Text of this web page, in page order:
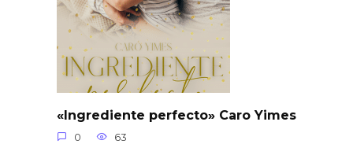
«Ingrediente perfecto» Caro Yimes
0 63